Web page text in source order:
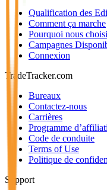
Qualification des
Comment ça marche
Pourquoi nous
Campagnes
Connexion
TradeTracker.com
Bureaux
Contactez-nous
Carrières
Programme
Code de conduite
Terms of Use
Politique de
Support